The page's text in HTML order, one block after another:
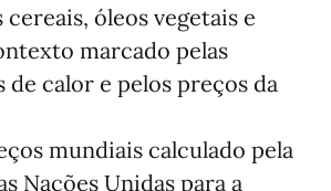
óleos vegetais e
marcado pelas
de calor e pelos preços da
mundiais calculado pela
Nações Unidas para a